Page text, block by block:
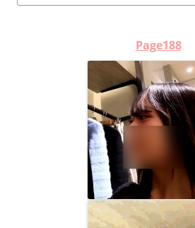
Page188